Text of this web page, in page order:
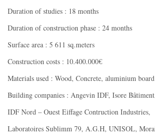
Duration of studies : 18 months
Duration of construction phase : 24 months
Surface area : 5 611 sq.meters
Construction costs : 10.400.000€
Materials used : Wood, Concrete, aluminium board
Building companies : Angevin IDF, Isore
IDF Nord – Ouest Eiffage Contruction Industries,
Laboratoires Sublimm 79, A.G.H, UNISOL,